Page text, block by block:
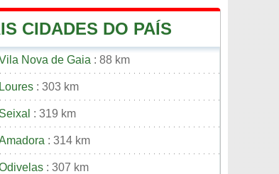
CIDADES DO PAÍS
Nova de Gaia : 88 km
Loures : 303 km
Seixal : 319 km
: 314 km
: 307 km